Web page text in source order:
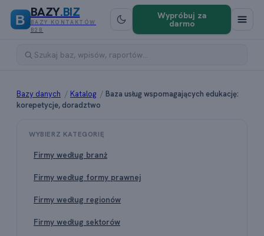
B
BAZY.BIZ
BAZY KONTAKTÓW
B2B
Wypróbuj za
darmo
Bazy danych / Katalog / Baza usług wspomagających edukację:
korepetycje, doradztwo
WYBIERZ KATEGORIĘ
Firmy według branż
Firmy według formy prawnej
Firmy według regionów
Firmy według sektorów